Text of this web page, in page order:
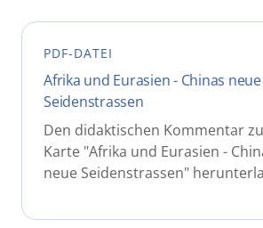
PDF-DATEI
Afrika und Eurasien - Chinas neue
Seidenstrassen
Den didaktischen Kommentar
Karte "Afrika und Eurasien -
neue Seidenstrassen"